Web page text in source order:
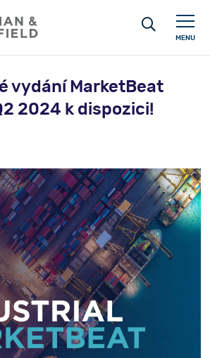
MENU
vydání MarketBeat
2024 k dispozici!